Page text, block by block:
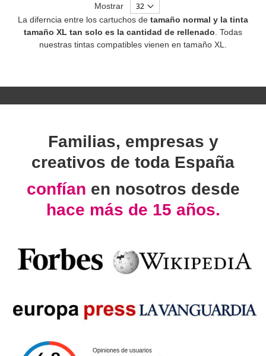
Mostrar
La diferncia entre los cartuchos de tamaño normal y la tinta
tamaño XL tan solo es la cantidad de rellenado . Todas
nuestras tintas compatibles vienen en tamaño XL.
Familias, empresas y
creativos de toda España
confían en nosotros desde
hace más de 15 años.